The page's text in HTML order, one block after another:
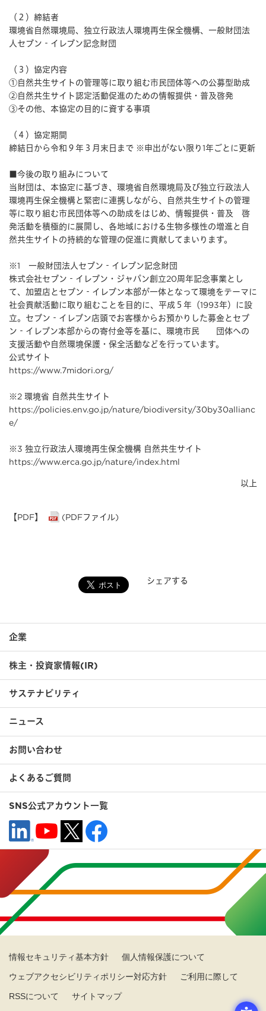
（２）締結者
環境省自然環境局、独立行政法人環境再生保全機構、一般財団法
人セブン‐イレブン記念財団
（３）協定内容
①自然共生サイトの管理等に取り組む市民団体等への公募型助成
②自然共生サイト認定活動促進のための情報提供・普及啓発
③その他、本協定の目的に資する事項
（４）協定期間
締結日から令和９年３月末日まで ※申出がない限り1年ごとに更新
■今後の取り組みについて
当財団は、本協定に基づき、環境省自然環境局及び独立行政法人
環境再生保全機構と緊密に連携しながら、自然共生サイトの管理
等に取り組む市民団体等への助成をはじめ、情報提供・普及 啓
発活動を積極的に展開し、各地域における生物多様性の増進と自
然共生サイトの持続的な管理の促進に貢献してまいります。
※1 一般財団法人セブン‐イレブン記念財団
株式会社セブン‐イレブン・ジャパン創立20周年記念事業とし
て、加盟店とセブン‐イレブン本部が一体となって環境をテーマに
社会貢献活動に取り組むことを目的に、平成５年（1993年）に設
立。セブン‐イレブン店頭でお客様からお預かりした募金とセブ
ン‐イレブン本部からの寄付金等を基に、環境市民 団体への
支援活動や自然環境保護・保全活動などを行っています。
公式サイト
https://www.7midori.org/
※2 環境省 自然共生サイト
https://policies.env.go.jp/nature/biodiversity/30by30allianc
e/
※3 独立行政法人環境再生保全機構 自然共生サイト
https://www.erca.go.jp/nature/index.html
以上
【PDF】 (PDFファイル)
シェアする
企業
株主・投資家情報(IR)
サステナビリティ
ニュース
お問い合わせ
よくあるご質問
SNS公式アカウント一覧
情報セキュリティ基本方針 個人情報保護について
ウェブアクセシビリティポリシー対応方針 ご利用に際して
RSSについて サイトマップ